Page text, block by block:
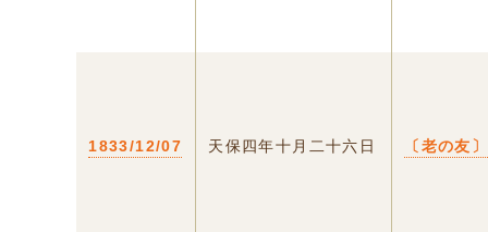
1833/12/07 天保四年十月二十六日 〔老の友〕